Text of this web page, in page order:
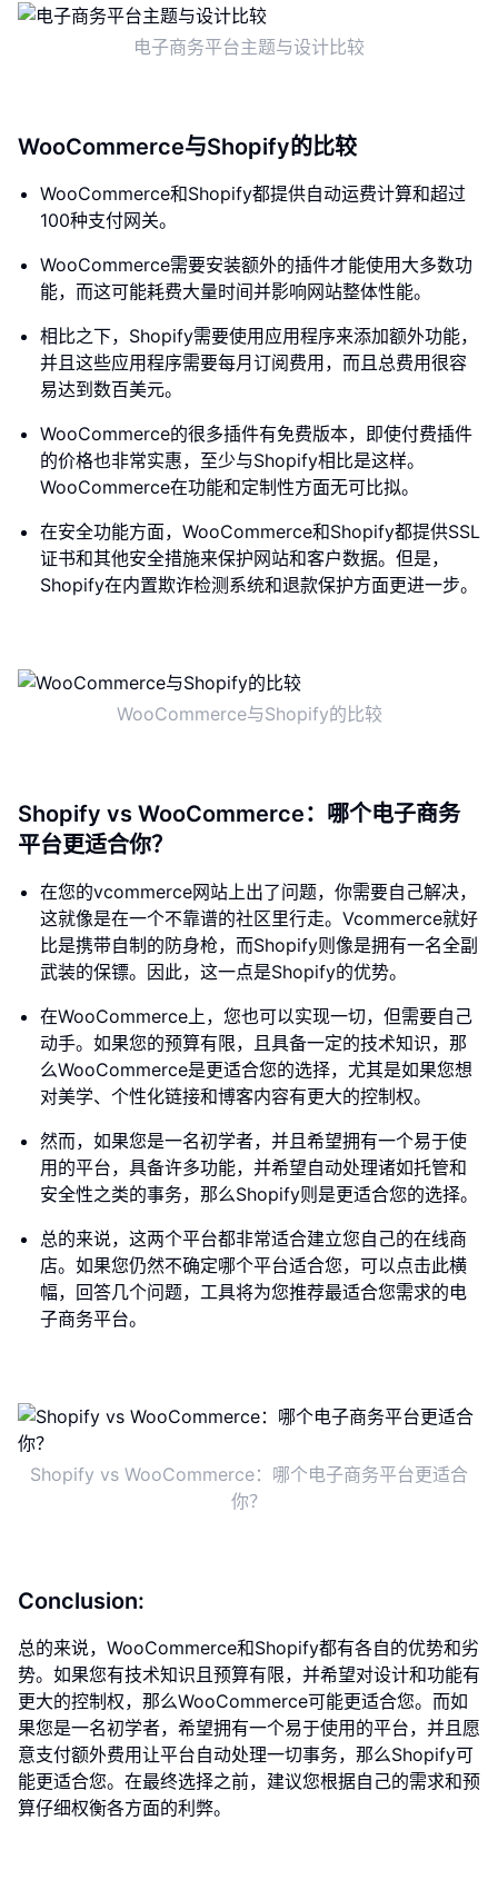
电子商务平台主题与设计比较
WooCommerce与Shopify的比较
WooCommerce和Shopify都提供自动运费计算和超过
100种支付网关。
WooCommerce需要安装额外的插件才能使用大多数功
能，而这可能耗费大量时间并影响网站整体性能。
相比之下，Shopify需要使用应用程序来添加额外功能，
并且这些应用程序需要每月订阅费用，而且总费用很容
易达到数百美元。
WooCommerce的很多插件有免费版本，即使付费插件
的价格也非常实惠，至少与Shopify相比是这样。
WooCommerce在功能和定制性方面无可比拟。
在安全功能方面，WooCommerce和Shopify都提供SSL
证书和其他安全措施来保护网站和客户数据。但是，
Shopify在内置欺诈检测系统和退款保护方面更进一步。
WooCommerce与Shopify的比较
Shopify vs WooCommerce：哪个电子商务
平台更适合你？
在您的vcommerce网站上出了问题，你需要自己解决，
这就像是在一个不靠谱的社区里行走。Vcommerce就好
比是携带自制的防身枪，而Shopify则像是拥有一名全副
武装的保镖。因此，这一点是Shopify的优势。
在WooCommerce上，您也可以实现一切，但需要自己
动手。如果您的预算有限，且具备一定的技术知识，那
么WooCommerce是更适合您的选择，尤其是如果您想
对美学、个性化链接和博客内容有更大的控制权。
然而，如果您是一名初学者，并且希望拥有一个易于使
用的平台，具备许多功能，并希望自动处理诸如托管和
安全性之类的事务，那么Shopify则是更适合您的选择。
总的来说，这两个平台都非常适合建立您自己的在线商
店。如果您仍然不确定哪个平台适合您，可以点击此横
幅，回答几个问题，工具将为您推荐最适合您需求的电
子商务平台。
Shopify vs WooCommerce：哪个电子商务平台更适合
你？
Conclusion:
总的来说，WooCommerce和Shopify都有各自的优势和劣
势。如果您有技术知识且预算有限，并希望对设计和功能有
更大的控制权，那么WooCommerce可能更适合您。而如
果您是一名初学者，希望拥有一个易于使用的平台，并且愿
意支付额外费用让平台自动处理一切事务，那么Shopify可
能更适合您。在最终选择之前，建议您根据自己的需求和预
算仔细权衡各方面的利弊。